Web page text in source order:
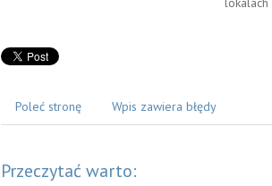
Poleć stronę Wpis zawiera błędy
Przeczytać warto: